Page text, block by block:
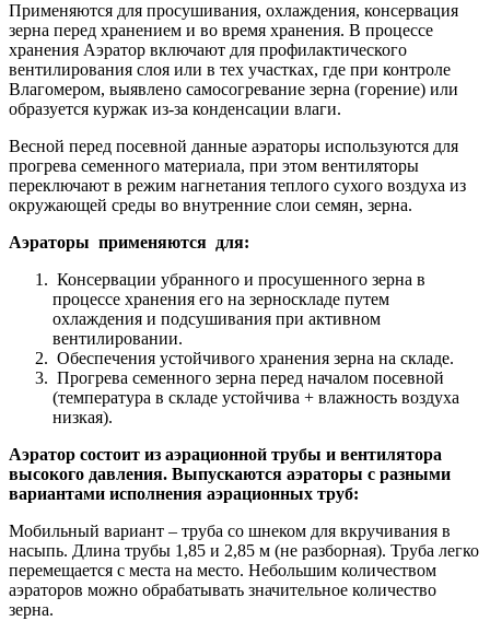
Применяются для просушивания, охлаждения, консервация
зерна перед хранением и во время хранения. В процессе
хранения Аэратор включают для профилактического
вентилирования слоя или в тех участках, где при контроле
Влагомером, выявлено самосогревание зерна (горение) или
образуется куржак из-за конденсации влаги.
Весной перед посевной данные аэраторы используются для
прогрева семенного материала, при этом вентиляторы
переключают в режим нагнетания теплого сухого воздуха из
окружающей среды во внутренние слои семян, зерна.
Аэраторы применяются для:
Консервации убранного и просушенного зерна в
процессе хранения его на зерноскладе путем
охлаждения и подсушивания при активном
вентилировании.
Обеспечения устойчивого хранения зерна на складе.
Прогрева семенного зерна перед началом посевной
(температура в складе устойчива + влажность воздуха
низкая).
Аэратор состоит из аэрационной трубы и вентилятора
высокого давления. Выпускаются аэраторы с разными
вариантами исполнения аэрационных труб:
Мобильный вариант – труба со шнеком для вкручивания в
насыпь. Длина трубы 1,85 и 2,85 м (не разборная). Труба легко
перемещается с места на место. Небольшим количеством
аэраторов можно обрабатывать значительное количество
зерна.